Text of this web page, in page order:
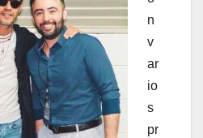
n
v
ar
io
s
pr